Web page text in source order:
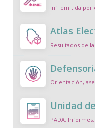
Inf. emitida por
Atlas
Resultados de
Orientación,
Unidad
PADA,